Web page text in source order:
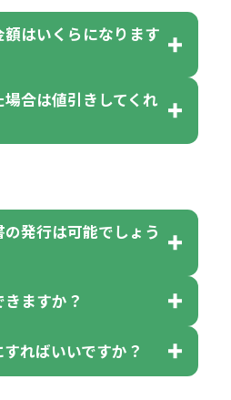
ど名入れ印刷をされる
ずつ入って参ります。
い場合は数個単位で前
ございます）
商品に付きましては商
の所で色が選べるよう
す。
」を300個注文した場
」は10個単位でしたら
るので、ピンクを100
90個、イエローを110
方】
。
、十分にご確認・ご検
さい。
場合は承っております
たは不良品（破損、故
リジナルの内容が異な
て対応させていただき
については送料着払い
はいくらになります
場合の代金の計算方法
です。
場合＞
商品代）+名入れ費用
×枚数+製版代
商品代）+名入れ費用
合は値引きしてくれ
すが、お見積もりさせ
す。
ートから個別でお問い
発行は可能でしょう
ページより各種帳票の
が可能です。
らはご確認ください。
ますか？
ページより各種帳票の
ればいいですか？